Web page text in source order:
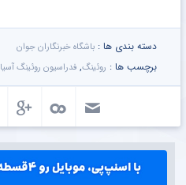
دسته بندی ها : باشگاه خبرنگاران جوان
برچسب ها : روئینگ, فدراسیون روئینگ آسیا